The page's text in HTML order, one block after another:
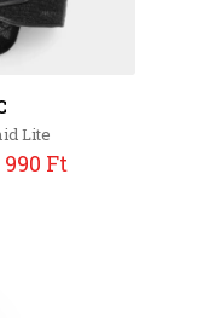
Lite
990 Ft